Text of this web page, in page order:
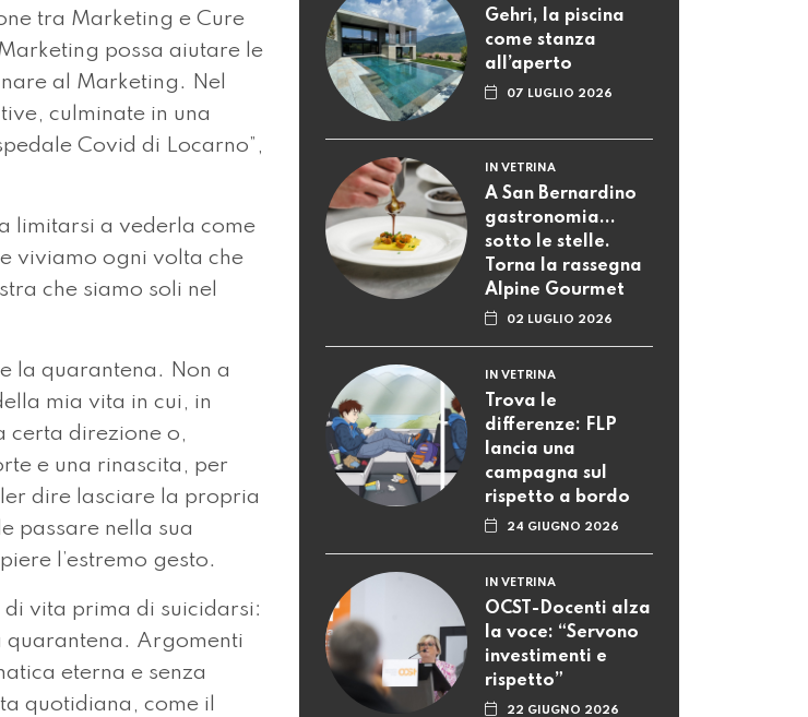
tra Marketing e Cure
possa aiutare le
al Marketing. Nel
culminate in una
Covid di Locarno”,
limitarsi a vederla come
viviamo ogni volta che
che siamo soli nel
la quarantena. Non a
mia vita in cui, in
certa direzione o,
e una rinascita, per
dire lasciare la propria
passare nella sua
l’estremo gesto.
vita prima di suicidarsi:
quarantena. Argomenti
eterna e senza
quotidiana, come il
Gehri, la piscina
come stanza
all’aperto
07 LUGLIO 2026
IN VETRINA
A San Bernardino
gastronomia...
sotto le stelle.
Torna la rassegna
Alpine Gourmet
02 LUGLIO 2026
IN VETRINA
Trova le
differenze: FLP
lancia una
campagna sul
rispetto a bordo
24 GIUGNO 2026
IN VETRINA
OCST-Docenti alza
la voce: “Servono
investimenti e
rispetto”
22 GIUGNO 2026